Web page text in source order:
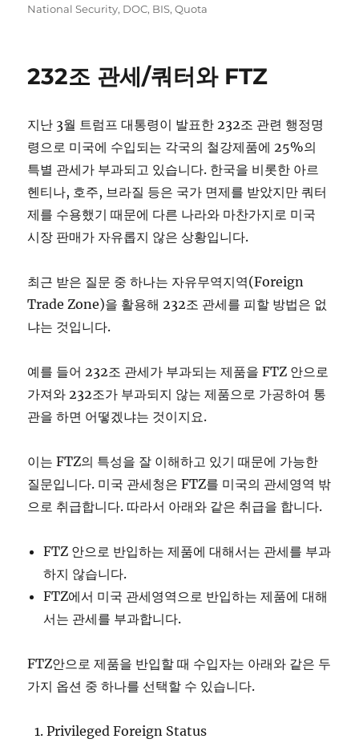
National Security, DOC, BIS,Quota
232조 관세/쿼터와 FTZ
지난 3월 트럼프 대통령이 발표한 232조 관련 행정명
령으로 미국에 수입되는 각국의 철강제품에 25%의
특별 관세가 부과되고 있습니다. 한국을 비롯한 아르
헨티나, 호주, 브라질 등은 국가 면제를 받았지만 쿼터
제를 수용했기 때문에 다른 나라와 마찬가지로 미국
시장 판매가 자유롭지 않은 상황입니다.
최근 받은 질문 중 하나는 자유무역지역(Foreign
Trade Zone)을 활용해 232조 관세를 피할 방법은 없
냐는 것입니다.
예를 들어 232조 관세가 부과되는 제품을 FTZ 안으로
가져와 232조가 부과되지 않는 제품으로 가공하여 통
관을 하면 어떻겠냐는 것이지요.
이는 FTZ의 특성을 잘 이해하고 있기 때문에 가능한
질문입니다. 미국 관세청은 FTZ를 미국의 관세영역 밖
으로 취급합니다. 따라서 아래와 같은 취급을 합니다.
FTZ 안으로 반입하는 제품에 대해서는 관세를 부과
하지 않습니다.
FTZ에서 미국 관세영역으로 반입하는 제품에 대해
서는 관세를 부과합니다.
FTZ안으로 제품을 반입할 때 수입자는 아래와 같은 두
가지 옵션 중 하나를 선택할 수 있습니다.
Privileged Foreign Status